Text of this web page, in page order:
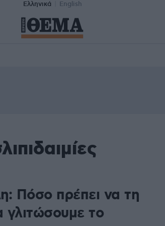
Ελληνικά English
Πόσο πρέπει να τη
γλιτώσουμε το